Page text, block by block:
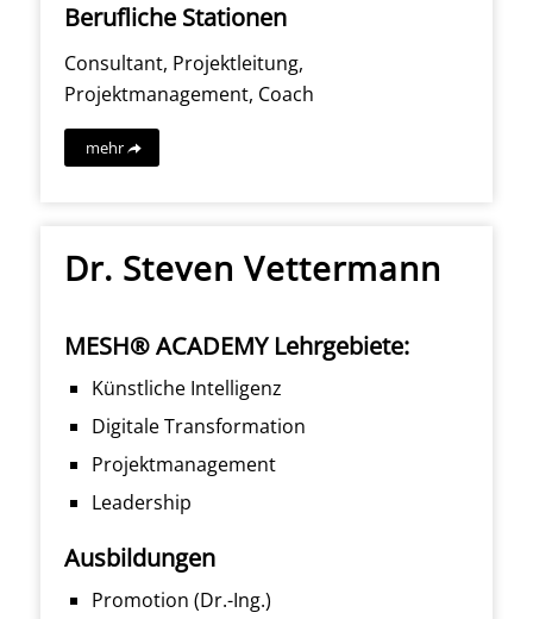
Berufliche Stationen
Consultant, Projektleitung,
Projektmanagement, Coach
mehr
Dr. Steven Vettermann
MESH® ACADEMY Lehrgebiete:
Künstliche Intelligenz
Digitale Transformation
Projektmanagement
Leadership
Ausbildungen
Promotion (Dr.-Ing.)